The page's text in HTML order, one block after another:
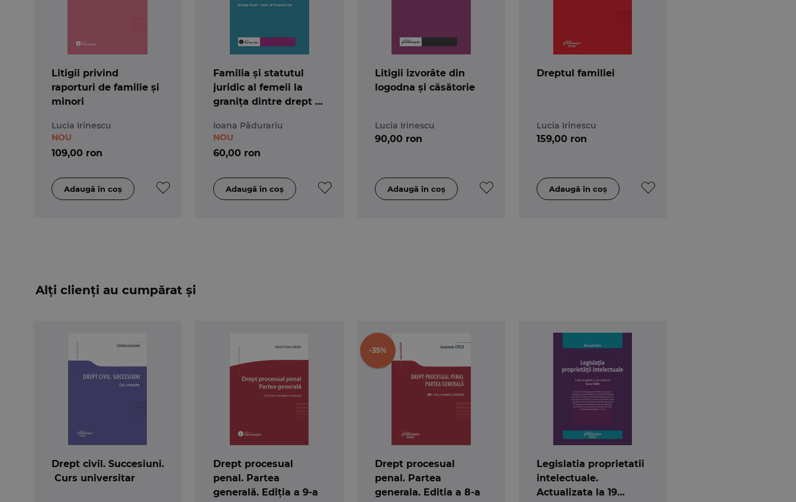
Litigii privind
raporturi de familie și
minori
Lucia Irinescu
109,00 ron
NOU
Familia și statutul
juridic al femeii la
granița dintre drept și
Sand – reper al
timpului său
Ioana Pădurariu
60,00 ron
NOU
Litigii izvorâte din
logodna și căsătorie
Lucia Irinescu
90,00 ron
Dreptul familiei
Lucia Irinescu
159,00 ron
Alți clienți au cumpărat și
Drept civil. Succesiuni.
Curs universitar
Drept procesual
penal. Partea
generală. Ediția a 9-a
-35%
Drept procesual
penal. Partea
generala. Editia a 8-a
Legislatia proprietatii
intelectuale.
Actualizata la 19